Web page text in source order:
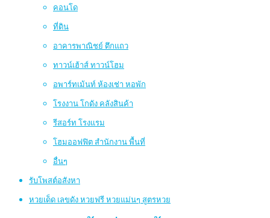
คอนโด
ที่ดิน
อาคารพาณิชย์ ตึกแถว
ทาวน์เฮ้าส์ ทาวน์โฮม
อพาร์ทเม้นท์ ห้องเช่า หอพัก
โรงงาน โกดัง คลังสินค้า
รีสอร์ท โรงแรม
โฮมออฟฟิต สำนักงาน พื้นที่
อื่นๆ
รับโพสต์อสังหา
หวยเด็ด เลขดัง หวยฟรี หวยแม่นๆ สูตรหวย